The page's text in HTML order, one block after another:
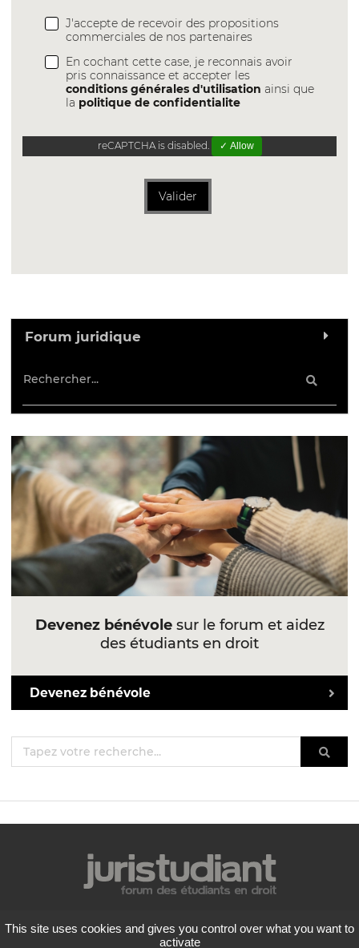
J'accepte de recevoir des propositions
commerciales de nos partenaires
En cochant cette case, je reconnais avoir
pris connaissance et accepter les
conditions générales d'utilisation ainsi que
la politique de confidentialite
reCAPTCHA is disabled. ✓ Allow
Valider
Forum juridique
Devenez bénévolesur le forum et aidez
des étudiants en droit
Devenez bénévole
Mentions légales
Politique de confidentialité
This site uses cookies and gives you control over what you want to
activate